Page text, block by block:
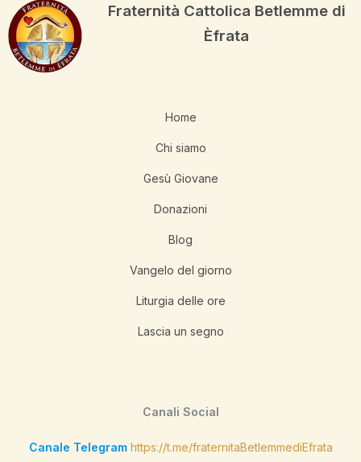
Fraternità Cattolica Betlemme di
Èfrata
Home
Chi siamo
Gesù Giovane
Donazioni
Blog
Vangelo del giorno
Liturgia delle ore
Lascia un segno
Canali Social
Canale Telegram https://t.me/fraternitaBetlemmediEfrata